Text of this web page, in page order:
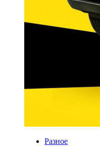
Разное